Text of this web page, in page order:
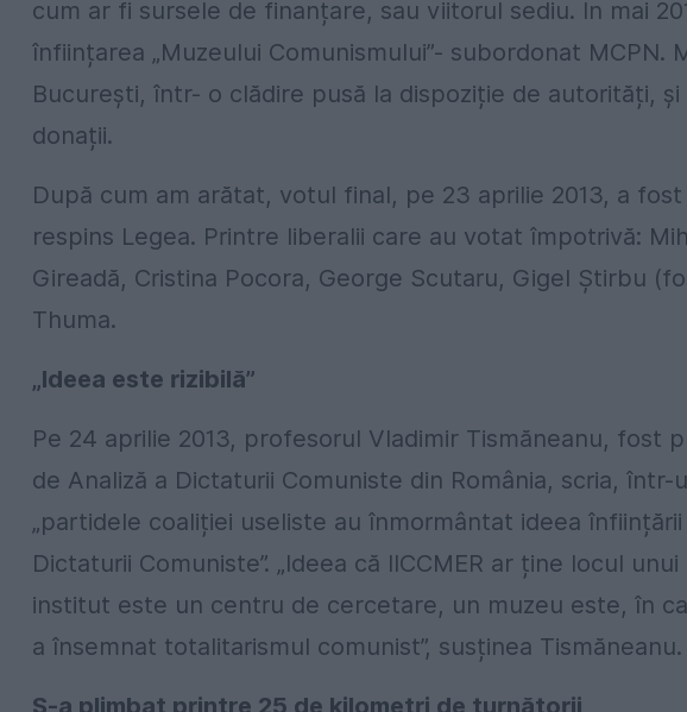
cum ar fi sursele de finanțare, sau viitorul sediu. În mai
înființarea „Muzeului Comunismului”- subordonat MCPN.
București, într- o clădire pusă la dispoziție de autorități,
donații.
După cum am arătat, votul final, pe 23 aprilie 2013, a
respins Legea. Printre liberalii care au votat împotrivă:
Gireadă, Cristina Pocora, George Scutaru, Gigel Știrbu
Thuma.
„Ideea este rizibilă”
Pe 24 aprilie 2013, profesorul Vladimir Tismăneanu, fost
de Analiză a Dictaturii Comuniste din România, scria,
„partidele coaliției useliste au înmormântat ideea
Dictaturii Comuniste”. „Ideea că IICCMER ar ține locul
institut este un centru de cercetare, un muzeu este, în
a însemnat totalitarismul comunist”, susținea Tismăneanu.
S-a plimbat printre 25 de kilometri de turnătorii